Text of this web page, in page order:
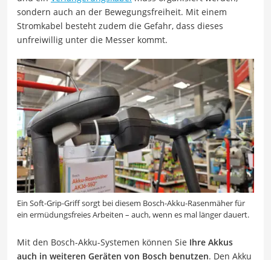
sondern auch an der Bewegungsfreiheit. Mit einem
Stromkabel besteht zudem die Gefahr, dass dieses
unfreiwillig unter die Messer kommt.
Ein Soft-Grip-Griff sorgt bei diesem Bosch-Akku-Rasenmäher für
ein ermüdungsfreies Arbeiten – auch, wenn es mal länger dauert.
Mit den Bosch-Akku-Systemen können Sie Ihre Akkus
auch in weiteren Geräten von Bosch benutzen. Den Akku